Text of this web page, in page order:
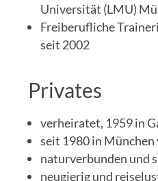
Universität (LMU)
Freiberufliche
seit 2002
Privates
verheiratet, 1959 in
seit 1980 in
naturverbunden und
neugierig und